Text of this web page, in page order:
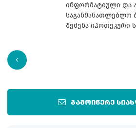
გამოიწერე
ინფორმატიული და
საგანმანათლებლო
შეძენა იპოთეკური